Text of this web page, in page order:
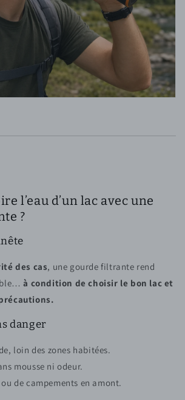
l’eau d’un lac avec une
?
des cas, une gourde filtrante rend
à condition de choisir le bon lac et
danger
loin des zones habitées.
mousse ni odeur.
de campements en amont.